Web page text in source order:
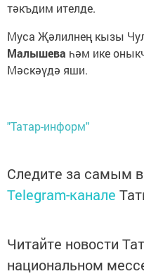
тәкъдим ителде.
Муса Җәлилнең кызы
Малышева һәм ике
Мәскәүдә яши.
"Татар-информ"
Следите за самым
Telegram-канале
Читайте новости
национальном